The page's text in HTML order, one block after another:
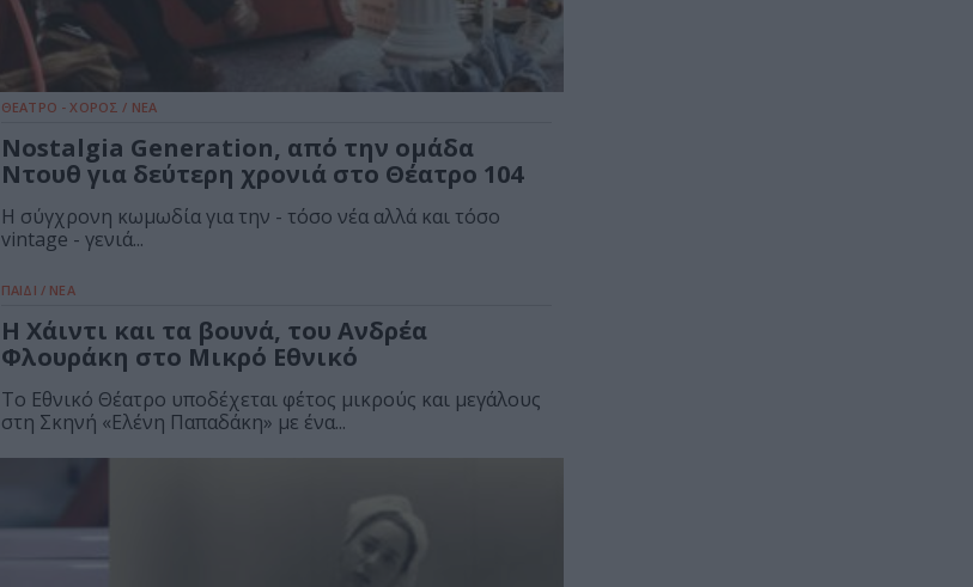
ΘΕΑΤΡΟ - ΧΟΡΟΣ / ΝΕΑ
Nostalgia Generation, από την ομάδα
Ντουθ για δεύτερη χρονιά στο Θέατρο 104
Η σύγχρονη κωμωδία για την - τόσο νέα αλλά και τόσο
vintage - γενιά...
ΠΑΙΔΙ / ΝΕΑ
Η Χάιντι και τα βουνά, του Ανδρέα
Φλουράκη στο Μικρό Εθνικό
Το Εθνικό Θέατρο υποδέχεται φέτος μικρούς και μεγάλους
στη Σκηνή «Ελένη Παπαδάκη» με ένα...